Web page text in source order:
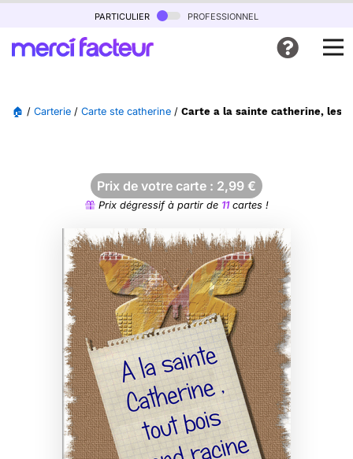
particulier professionnel
🏠 / Carterie / Carte ste catherine / Carte a la sainte catherine, les
Prix de votre carte : 2,99 €
Prix dégressif à partir de 11cartes !